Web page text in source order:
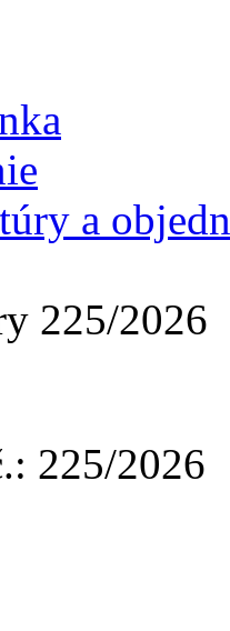
a
225/2026
225/2026